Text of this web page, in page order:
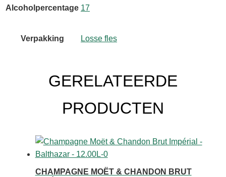
Charentes
aantal
Alcoholpercentage 17
Verpakking Losse fles
GERELATEERDE
PRODUCTEN
CHAMPAGNE MOËT & CHANDON BRUT